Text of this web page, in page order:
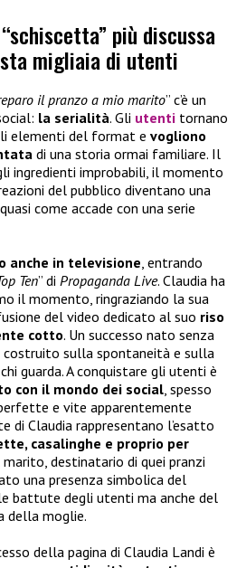
più discussa
migliaia di utenti
il pranzo a mio marito” c’è un
la serialità. Gli utenti tornano
elementi del format e vogliono
di una storia ormai familiare. Il
ingredienti improbabili, il momento
del pubblico diventano una
come accade con una serie
anche in televisione , entrando
Ten” di Propaganda Live. Claudia ha
il momento, ringraziando la sua
del video dedicato al suo riso
cotto. Un successo nato senza
costruito sulla spontaneità e sulla
guarda. A conquistare gli utenti è
con il mondo dei social , spesso
e vite apparentemente
di Claudia rappresentano l’esatto
casalinghe e proprio per
marito, destinatario di quei pranzi
una presenza simbolica del
battute degli utenti ma anche del
della moglie.
della pagina di Claudia Landi è